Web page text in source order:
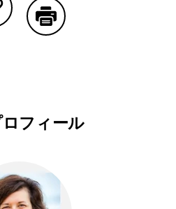
Copy Linkで共有する
フィール